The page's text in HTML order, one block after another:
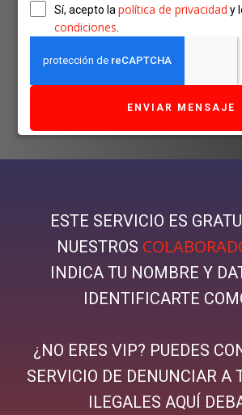
Sí, acepto lapolítica de privacidad y
condiciones
ENVIAR MENSAJE
ESTE SERVICIO ES
NUESTROS
INDICA TU NOMBRE Y
IDENTIFICARTE
¿NO ERES VIP? PUEDES
SERVICIO DE DENUNCIAR A
ILEGALES AQUÍ